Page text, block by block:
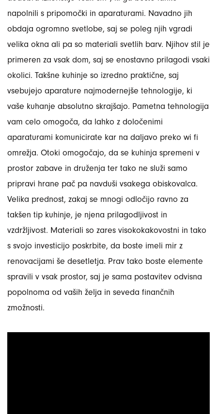
napolnili s pripomočki in aparaturami. Navadno jih
obdaja ogromno svetlobe, saj se poleg njih vgradi
velika okna ali pa so materiali svetlih barv. Njihov stil je
primeren za vsak dom, saj se enostavno prilagodi vsaki
okolici. Takšne kuhinje so izredno praktične, saj
vsebujejo aparature najmodernejše tehnologije, ki
vaše kuhanje absolutno skrajšajo. Pametna tehnologija
vam celo omogoča, da lahko z določenimi
aparaturami komunicirate kar na daljavo preko wi fi
omrežja. Otoki omogočajo, da se kuhinja spremeni v
prostor zabave in druženja ter tako ne služi samo
pripravi hrane pač pa navduši vsakega obiskovalca.
Velika prednost, zakaj se mnogi odločijo ravno za
takšen tip kuhinje, je njena prilagodljivost in
vzdržljivost. Materiali so zares visokokakovostni in tako
s svojo investicijo poskrbite, da boste imeli mir z
renovacijami še desetletja. Prav tako boste elemente
spravili v vsak prostor, saj je sama postavitev odvisna
popolnoma od vaših želja in seveda finančnih
zmožnosti.